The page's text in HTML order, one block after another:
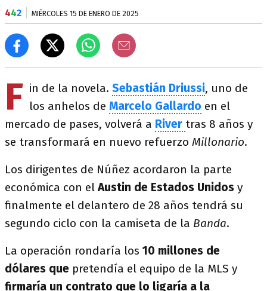
442 MIÉRCOLES 15 DE ENERO DE 2025
F in de la novela. Sebastián Driussi, uno de
los anhelos de Marcelo Gallardo en el
mercado de pases, volverá a River tras 8 años y
se transformará en nuevo refuerzo Millonario.
Los dirigentes de Núñez acordaron la parte
económica con elAustin de Estados Unidos y
finalmente el delantero de 28 años tendrá su
segundo ciclo con la camiseta de la Banda.
La operación rondaría los 10 millones de
dólares que pretendía el equipo de la MLS y
firmaría un contrato que lo ligaría a la